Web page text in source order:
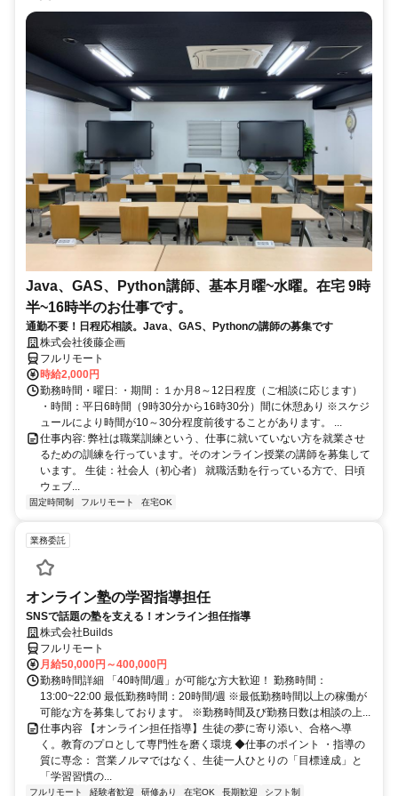
Java、GAS、Python講師、基本月曜~水曜。在宅 9時
半~16時半のお仕事です。
通勤不要！日程応相談。Java、GAS、Pythonの講師の募集です
株式会社後藤企画
フルリモート
時給2,000円
勤務時間・曜日: ・期間：１か月8～12日程度（ご相談に応じます）
・時間：平日6時間（9時30分から16時30分）間に休憩あり ※スケジ
ュールにより時間が10～30分程度前後することがあります。 ...
仕事内容: 弊社は職業訓練という、仕事に就いていない方を就業させ
るための訓練を行っています。そのオンライン授業の講師を募集して
います。 生徒：社会人（初心者） 就職活動を行っている方で、日頃
ウェブ...
固定時間制 フルリモート 在宅OK
業務委託
オンライン塾の学習指導担任
SNSで話題の塾を支える！オンライン担任指導
株式会社Builds
フルリモート
月給50,000円～400,000円
勤務時間詳細 「40時間/週」が可能な方大歓迎！ 勤務時間：
13:00~22:00 最低勤務時間：20時間/週 ※最低勤務時間以上の稼働が
可能な方を募集しております。 ※勤務時間及び勤務日数は相談の上...
仕事内容 【オンライン担任指導】生徒の夢に寄り添い、合格へ導
く。教育のプロとして専門性を磨く環境 ◆仕事のポイント ・指導の
質に専念： 営業ノルマではなく、生徒一人ひとりの「目標達成」と
「学習習慣の...
フルリモート 経験者歓迎 研修あり 在宅OK 長期歓迎 シフト制